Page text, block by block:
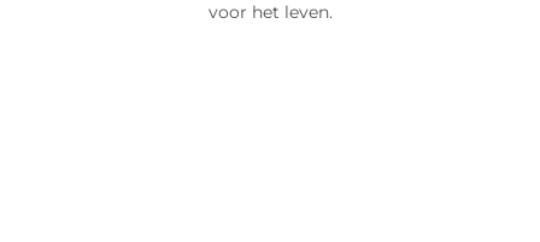
voor het leven.